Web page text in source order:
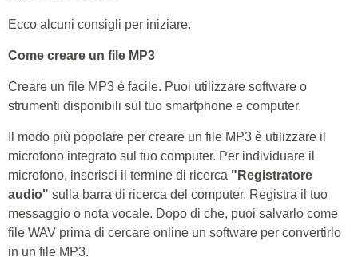
Ecco alcuni consigli per iniziare.
Come creare un file MP3
Creare un file MP3 è facile. Puoi utilizzare software o
strumenti disponibili sul tuo smartphone e computer.
Il modo più popolare per creare un file MP3 è utilizzare il
microfono integrato sul tuo computer. Per individuare il
microfono, inserisci il termine di ricerca "Registratore
audio" sulla barra di ricerca del computer. Registra il tuo
messaggio o nota vocale. Dopo di che, puoi salvarlo come
file WAV prima di cercare online un software per convertirlo
in un file MP3.